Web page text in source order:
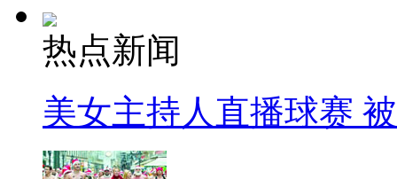
热点新闻
美女主持人直播球赛